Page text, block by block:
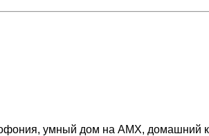
умный дом на AMX, домашний